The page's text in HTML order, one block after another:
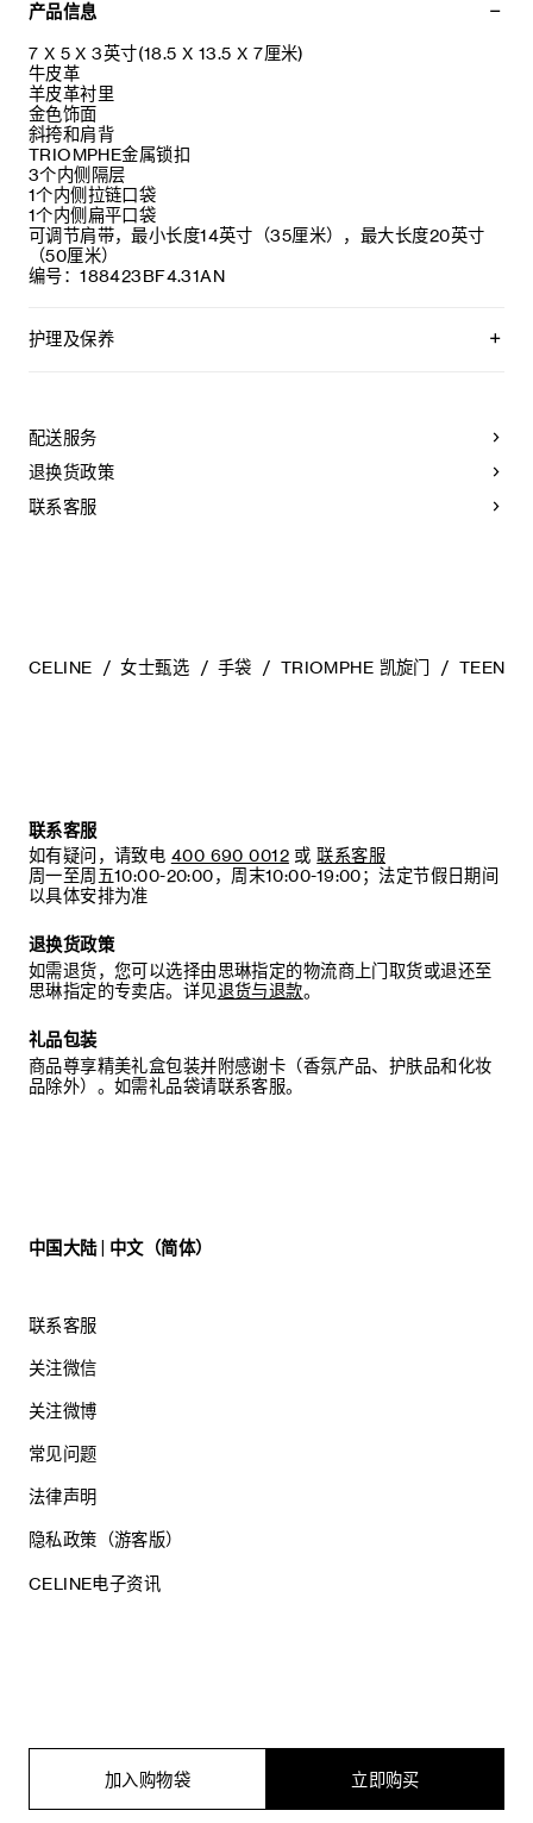
立即购买
加入购物袋
产品信息
7 X 5 X 3英寸(18.5 X 13.5 X 7厘米)
牛皮革
羊皮革衬里
金色饰面
斜挎和肩背
TRIOMPHE金属锁扣
3个内侧隔层
1个内侧拉链口袋
1个内侧扁平口袋
可调节肩带，最小长度14英寸（35厘米），最大长度20英寸
（50厘米）
编号：188423BF4.31AN
护理及保养
议您：
- 防止潮湿；避免接触液体、护手霜、洗手液、化妆品及香水。
如果您的手袋不慎接触到水或上述物质，请使用干燥且不带绒
毛的浅色吸水布轻轻擦拭，
配送服务
退换货政策
联系客服
CELINE 女士甄选 手袋 TRIOMPHE 凯旋门 TEEN
联系客服
如有疑问，请致电 400 690 0012 或 联系客服
周一至周五10:00-20:00，周末10:00-19:00；法定节假日期间
以具体安排为准
退换货政策
如需退货，您可以选择由思琳指定的物流商上门取货或退还至
思琳指定的专卖店。详见退货与退款。
礼品包装
商品尊享精美礼盒包装并附感谢卡（香氛产品、护肤品和化妆
品除外）。如需礼品袋请联系客服。
中国大陆 | 中文（简体）
联系客服
关注微信
关注微博
常见问题
法律声明
隐私政策（游客版）
CELINE电子资讯
思琳商贸（上海）有限公司
沪公网安备 31010602005569
电子营业执照